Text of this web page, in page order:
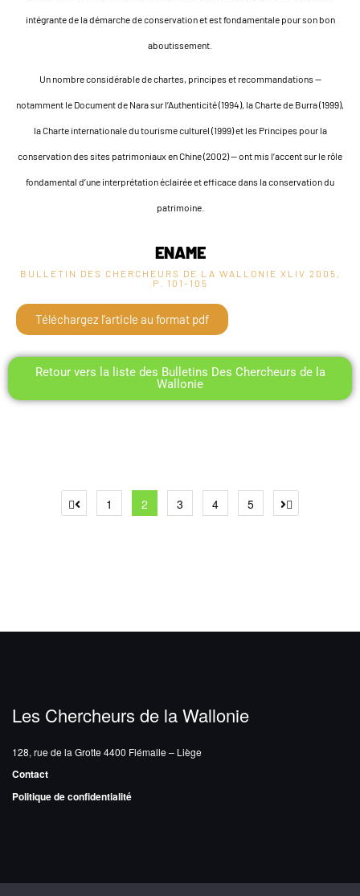
intégrante de la démarche de conservation et est fondamentale pour son bon
aboutissement.
Un nombre considérable de chartes, principes et recommandations —
notamment le Document de Nara sur l’Authenticité (1994), la Charte de Burra (1999),
la Charte internationale du tourisme culturel (1999) et les Principes pour la
conservation des sites patrimoniaux en Chine (2002) — ont mis l’accent sur le rôle
fondamental d’une interprétation éclairée et efficace dans la conservation du
patrimoine.
ENAME
BULLETIN DES CHERCHEURS DE LA WALLONIE XLIV 2005,
P. 101-105
Téléchargez l'article au format pdf
Retour vers la liste des Bulletins Des Chercheurs de la
Wallonie
1 2 3 4 5
Les Chercheurs de la Wallonie
128, rue de la Grotte 4400 Flémalle – Liège
Contact
Politique de confidentialité